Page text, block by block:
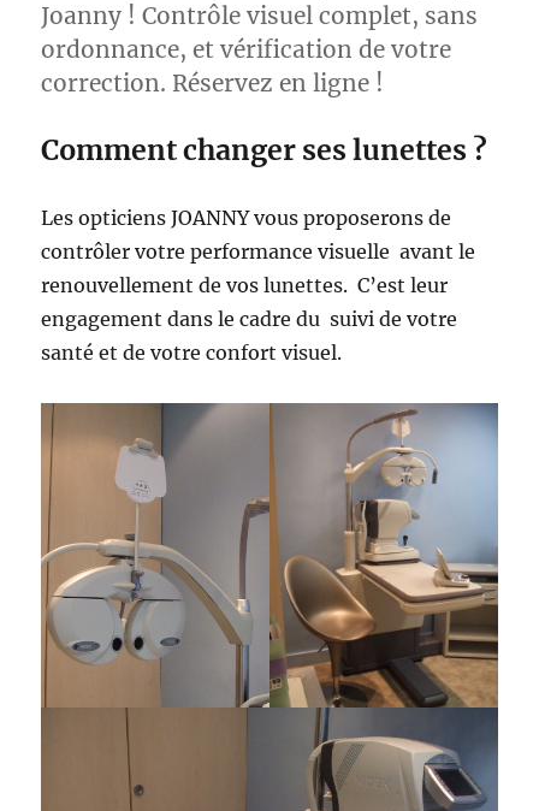
Joanny ! Contrôle visuel complet, sans
ordonnance, et vérification de votre
correction. Réservez en ligne !
Comment changer ses lunettes ?
Les opticiens JOANNY vous proposerons de
contrôler votre performance visuelle avant le
renouvellement de vos lunettes. C’est leur
engagement dans le cadre du suivi de votre
santé et de votre confort visuel.